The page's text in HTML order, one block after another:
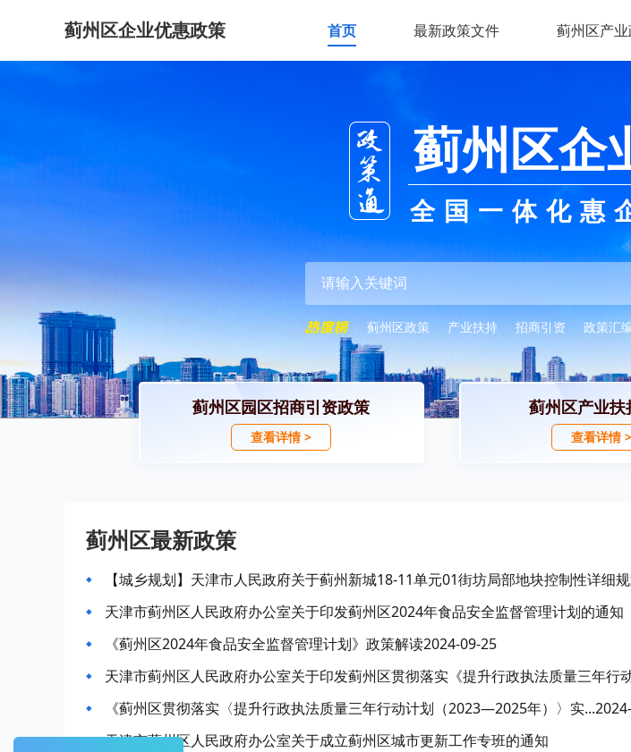
蓟州区企业优惠政策 首页 最新政策文件 蓟州区产
蓟州区企
全国一体化惠
蓟州区政策 产业扶持 招商引资 政策汇
蓟州区园区招商引资政策
查看详情 >
蓟州区产业扶
查看详情 >
蓟州区最新政策
天津市蓟州区人民政府办公室关于印发蓟州区2024年食品安全监督管理计划的通知
《蓟州区2024年食品安全监督管理计划》政策解读2024-09-25
天津市蓟州区人民政府办公室关于成立蓟州区城市更新工作专班的通知